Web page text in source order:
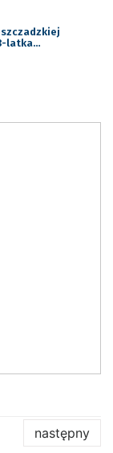
latka…
następny